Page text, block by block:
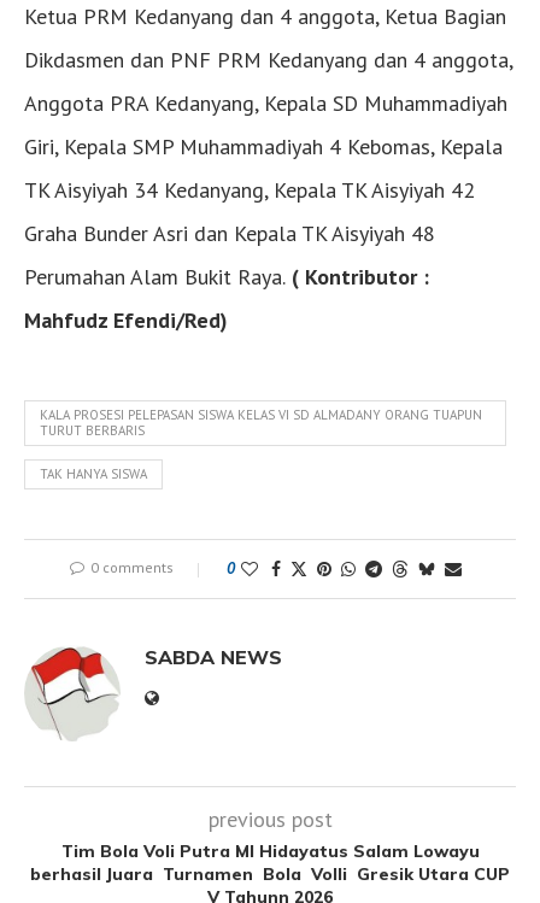
Ketua PRM Kedanyang dan 4 anggota, Ketua Bagian
Dikdasmen dan PNF PRM Kedanyang dan 4 anggota,
Anggota PRA Kedanyang, Kepala SD Muhammadiyah
Giri, Kepala SMP Muhammadiyah 4 Kebomas, Kepala
TK Aisyiyah 34 Kedanyang, Kepala TK Aisyiyah 42
Graha Bunder Asri dan Kepala TK Aisyiyah 48
Perumahan Alam Bukit Raya. ( Kontributor :
Mahfudz Efendi/Red)
KALA PROSESI PELEPASAN SISWA KELAS VI SD ALMADANY ORANG TUAPUN
TURUT BERBARIS
TAK HANYA SISWA
0 comments 0
SABDA NEWS
previous post
Tim Bola Voli Putra MI Hidayatus Salam Lowayu
berhasil Juara Turnamen Bola Volli Gresik Utara CUP
V Tahunn 2026